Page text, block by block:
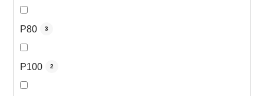
P80 3
P100 2